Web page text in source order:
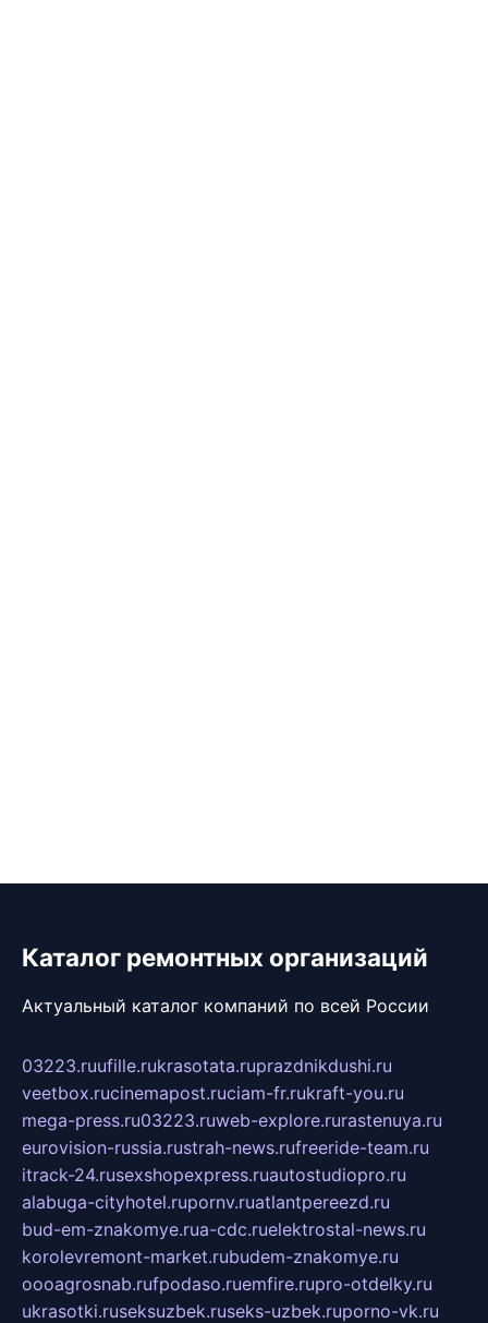
Каталог ремонтных организаций
Актуальный каталог компаний по всей России
03223.ruufille.rukrasotata.ruprazdnikdushi.ru
veetbox.rucinemapost.ruciam-fr.rukraft-you.ru
mega-press.ru03223.ruweb-explore.rurastenuya.ru
eurovision-russia.rustrah-news.rufreeride-team.ru
itrack-24.rusexshopexpress.ruautostudiopro.ru
alabuga-cityhotel.rupornv.ruatlantpereezd.ru
bud-em-znakomye.rua-cdc.ruelektrostal-news.ru
korolevremont-market.rubudem-znakomye.ru
oooagrosnab.rufpodaso.ruemfire.rupro-otdelky.ru
ukrasotki.ruseksuzbek.ruseks-uzbek.ruporno-vk.ru